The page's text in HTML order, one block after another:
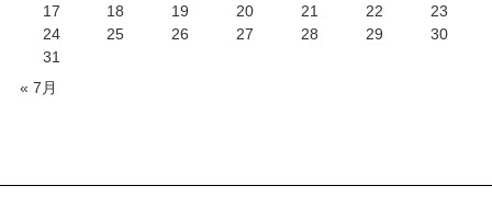
« 7月
17
18 19 20 21 22
23
24
25 26 27 28 29
30
31